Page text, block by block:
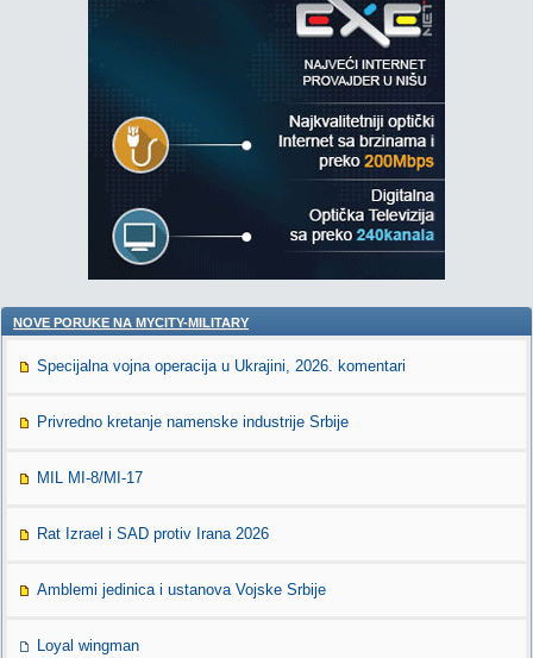
NOVE PORUKE NA MYCITY-MILITARY
Specijalna vojna operacija u Ukrajini, 2026. komentari
Privredno kretanje namenske industrije Srbije
MIL MI-8/MI-17
Rat Izrael i SAD protiv Irana 2026
Amblemi jedinica i ustanova Vojske Srbije
Loyal wingman